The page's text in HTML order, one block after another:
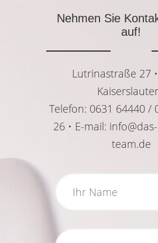
Nehmen Sie
auf!
Lutrinastraße 27
Telefon: 0631 64440 /
26 • E-mail:
team.de